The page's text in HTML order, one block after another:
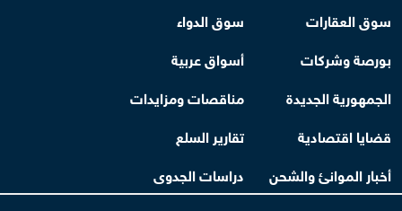
سوق العقارات
سوق الدواء
بورصة وشركات
أسواق عربية
الجمهورية الجديدة
مناقصات ومزايدات
قضايا اقتصادية
تقارير السلع
أخبار الموانئ والشحن
دراسات الجدوى